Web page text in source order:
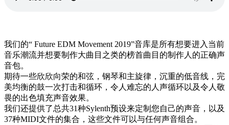
我们的“ Future EDM Movement 2019”音库是所有想要进入当前
音乐潮流并想要制作大曲目之类的榜首曲目的制作人的正确声
音包。
期待一些欣欣向荣的和弦，钢琴和主旋律，沉重的低音线，完
美均衡的鼓一次打击和循环，令人难忘的人声循环以及令人敬
畏的出色填充声音效果。
我们还提供了总共31种Sylenth预设来定制您自己的声音，以及
37种MIDI文件的集合，这些文件可以与任何声音组合。